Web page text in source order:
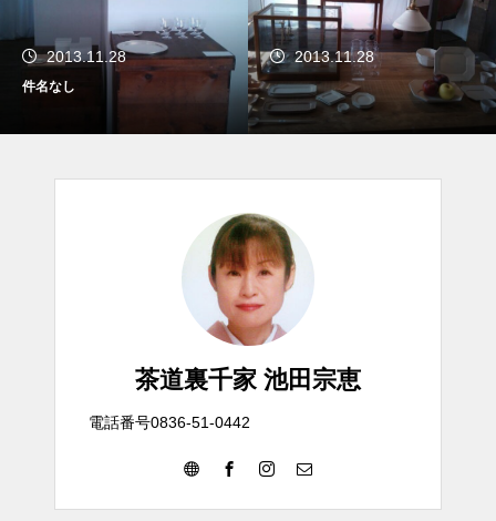
2013.11.28
件名なし
2013.11.28
茶道裏千家 池田宗恵
電話番号0836-51-0442